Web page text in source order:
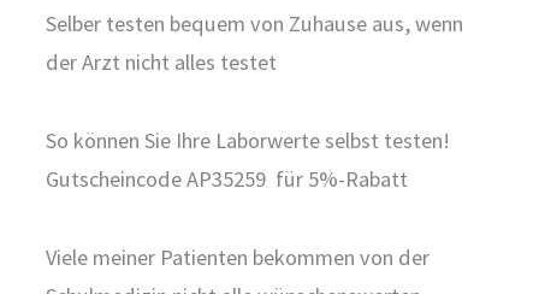
Selber testen bequem von Zuhause aus, wenn
der Arzt nicht alles testet
So können Sie Ihre Laborwerte selbst testen!
Gutscheincode AP35259 für 5%-Rabatt
Viele meiner Patienten bekommen von der